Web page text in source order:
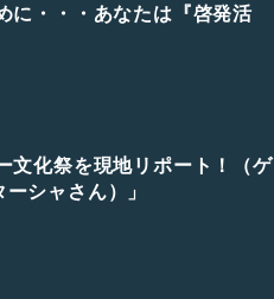
に・・・あなたは『啓発活
文化祭を現地リポート！（ゲ
シャさん）」